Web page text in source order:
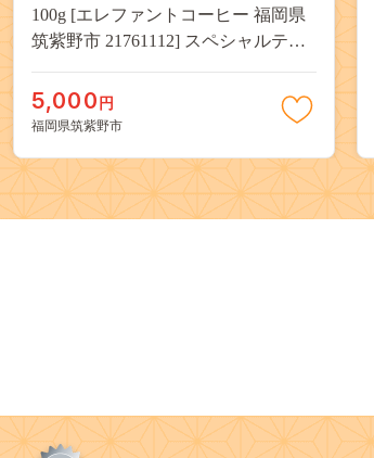
100g [エレファントコーヒー 福岡県
筑紫野市 21761112] スペシャルティ
ブレンド
5,000 円
福岡県筑紫野市